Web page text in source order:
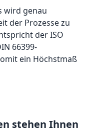
wird genau
der Prozesse zu
der ISO
66399-
ein Höchstmaß
stehen Ihnen